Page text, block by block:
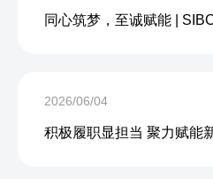
2026/06/04